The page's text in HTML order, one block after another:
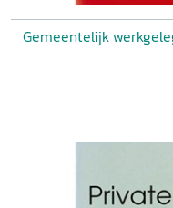
Gemeentelijk